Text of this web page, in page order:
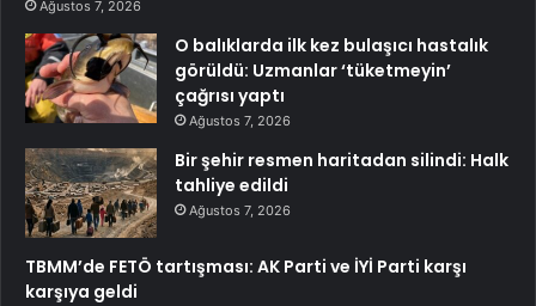
Ağustos 7, 2026
O balıklarda ilk kez bulaşıcı hastalık
görüldü: Uzmanlar ‘tüketmeyin’
çağrısı yaptı
Ağustos 7, 2026
Bir şehir resmen haritadan silindi: Halk
tahliye edildi
Ağustos 7, 2026
TBMM’de FETÖ tartışması: AK Parti ve İYİ Parti karşı
karşıya geldi